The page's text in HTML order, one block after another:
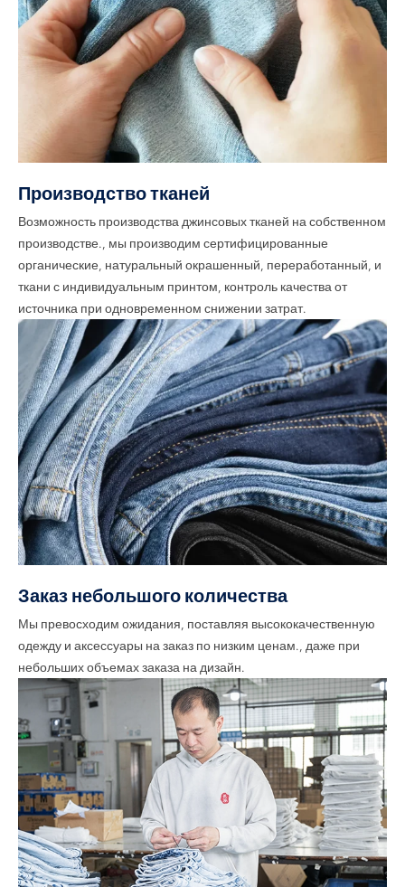
Производство тканей
Возможность производства джинсовых тканей на собственном
производстве., мы производим сертифицированные
органические, натуральный окрашенный, переработанный, и
ткани с индивидуальным принтом, контроль качества от
источника при одновременном снижении затрат.
Заказ небольшого количества
Мы превосходим ожидания, поставляя высококачественную
одежду и аксессуары на заказ по низким ценам., даже при
небольших объемах заказа на дизайн.